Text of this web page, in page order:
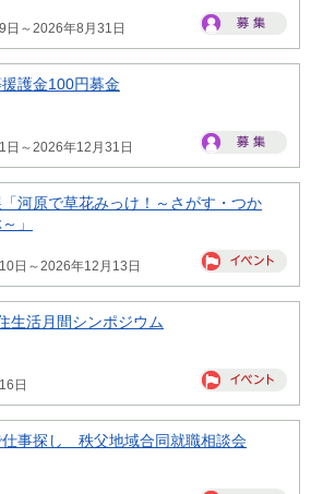
日～2026年8月31日
護金100円募金
日～2026年12月31日
河原で草花みっけ！～さがす・つか
」
日～2026年12月13日
生活月間シンポジウム
日
仕事探し 秩父地域合同就職相談会